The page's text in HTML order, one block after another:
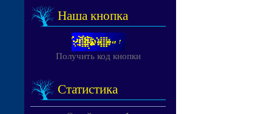
Наша кнопка
Получить код кнопки
Статистика